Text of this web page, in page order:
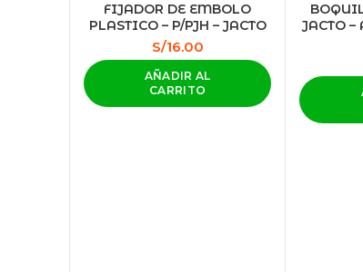
FIJADOR DE EMBOLO
PLASTICO – P/PJH – JACTO
S/16.00
AÑADIR AL
CARRITO
JACTO